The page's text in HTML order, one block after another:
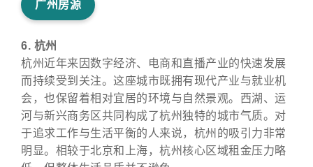
广州房源
6. 杭州
杭州近年来因数字经济、电商和直播产业的快速发展
而持续受到关注。这座城市既拥有现代产业与就业机
会，也保留着相对宜居的环境与自然景观。西湖、运
河与新兴商务区共同构成了杭州独特的城市气质。对
于追求工作与生活平衡的人来说，杭州的吸引力非常
明显。相较于北京和上海，杭州核心区域租金压力略